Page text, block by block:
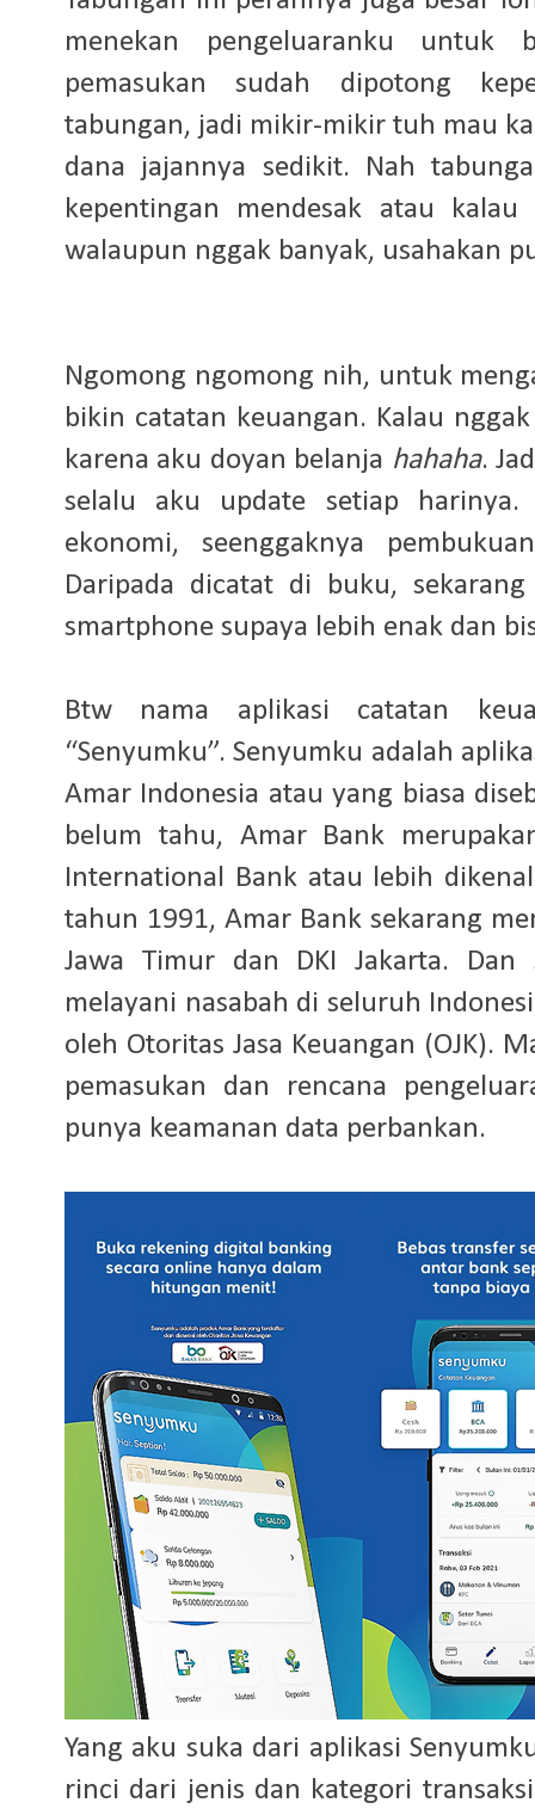
menekan pengeluaranku untuk
pemasukan sudah dipotong
tabungan, jadi mikir-mikir tuh mau
dana jajannya sedikit. Nah
kepentingan mendesak atau
walaupun nggak banyak, usahakan
Ngomong ngomong nih, untuk
bikin catatan keuangan. Kalau
karena aku doyan belanja hahaha.
selalu aku update setiap
ekonomi, seenggaknya
Daripada dicatat di buku,
smartphone supaya lebih enak dan
Btw nama aplikasi catatan
“Senyumku”. Senyumku adalah
Amar Indonesia atau yang biasa
belum tahu, Amar Bank
International Bank atau lebih
tahun 1991, Amar Bank sekarang
Jawa Timur dan DKI Jakarta.
melayani nasabah di seluruh
oleh Otoritas Jasa Keuangan (OJK).
pemasukan dan rencana
punya keamanan data perbankan.
Yang aku suka dari aplikasi
rinci dari jenis dan kategori